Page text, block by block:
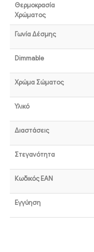
Θερμοκρασία
Χρώματος
Γωνία Δέσμης
Dimmable
Χρώμα Σώματος
Υλικό
Διαστάσεις
Στεγανότητα
Κωδικός EAN
Εγγύηση